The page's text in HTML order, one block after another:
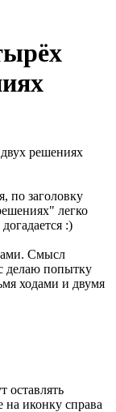
по заголовку
легко
:)
Смысл
делаю попытку
ходами и двумя
оставлять
на иконку справа